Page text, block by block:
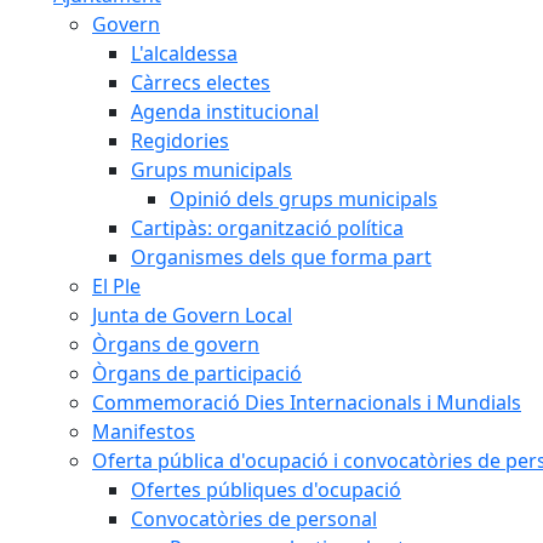
Govern
L'alcaldessa
Càrrecs electes
Agenda institucional
Regidories
Grups municipals
Opinió dels grups municipals
Cartipàs: organització política
Organismes dels que forma part
El Ple
Junta de Govern Local
Òrgans de govern
Òrgans de participació
Commemoració Dies Internacionals i Mundials
Manifestos
Oferta pública d'ocupació i convocatòries de
Ofertes públiques d'ocupació
Convocatòries de personal